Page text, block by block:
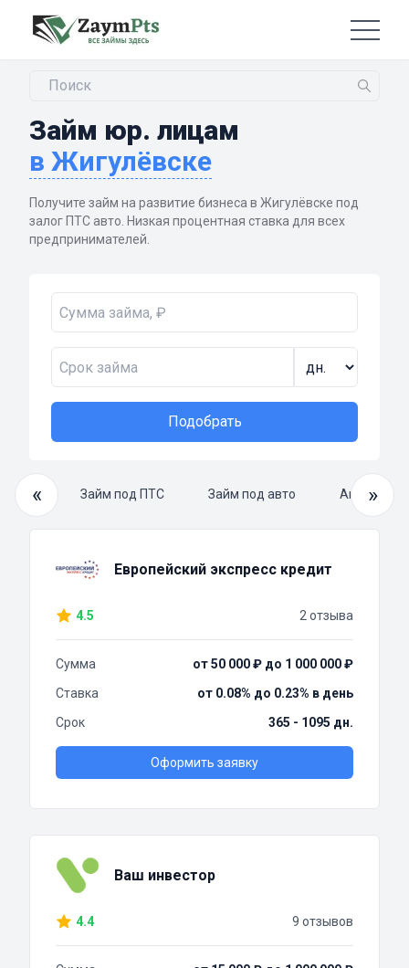
Займ юр. лицам
в Жигулёвске
Получите займ на развитие бизнеса в Жигулёвске под
залог ПТС авто. Низкая процентная ставка для всех
предпринимателей.
Подобрать
«
займ Займ под ПТС Займ под авто »
Европейский экспресс кредит
4.5 2 отзыва
Сумма
от 50 000 ₽ до 1 000 000 ₽
Ставка
от 0.08% до 0.23% в день
Срок
365 - 1095 дн.
Оформить заявку
Ваш инвестор
4.4 9 отзывов